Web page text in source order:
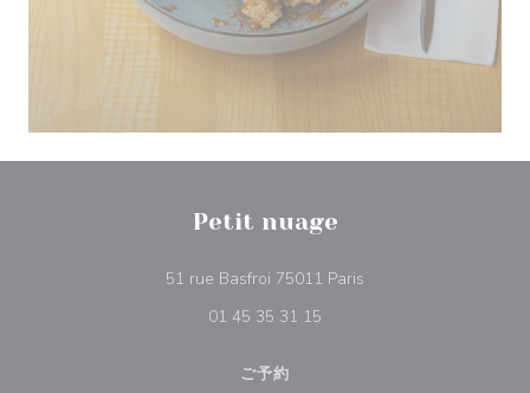
Petit nuage
51 rue Basfroi 75011 Paris
01 45 35 31 15
ご予約